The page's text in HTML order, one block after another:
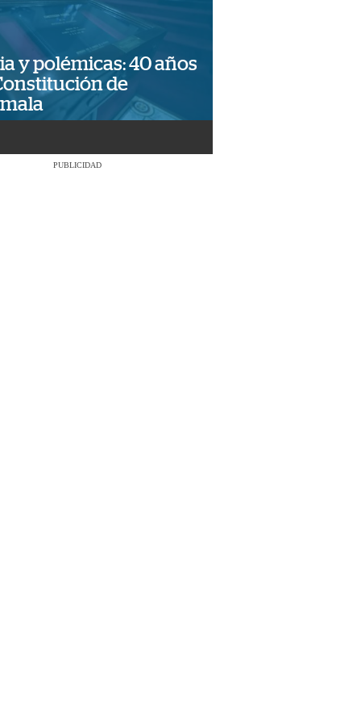
y polémicas: 40 años
de
PUBLICIDAD